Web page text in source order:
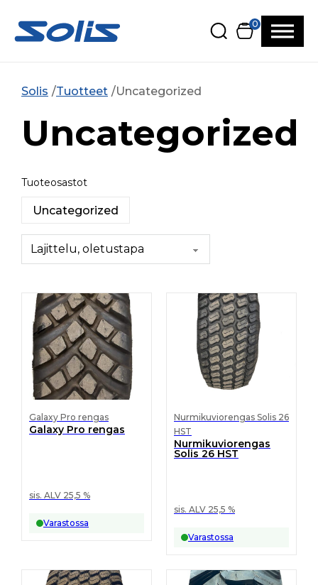
0
Solis Tuotteet Uncategorized
Uncategorized
Tuoteosastot
Uncategorized
Galaxy Pro rengas
Galaxy Pro rengas
sis. ALV 25,5 %
Varastossa
Nurmikuviorengas Solis 26
HST
Nurmikuviorengas
Solis 26 HST
sis. ALV 25,5 %
Varastossa